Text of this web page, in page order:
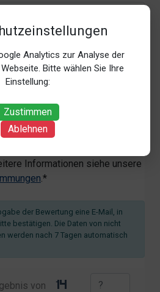
Analytics zur Analyse der
Bitte wählen Sie Ihre
Einstellung:
Zustimmen
Ablehnen
und Nutzung meiner
Daten (Angaben, Datum und
Referrer-URL) zum
Informationen siehe unsere
.*
der Bewertung eine E-Mail, in
bestätigen. Die Daten von nicht
werden nach 7 Tagen automatisch
von